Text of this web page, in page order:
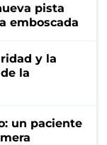
pista
emboscada
y la
la
un paciente